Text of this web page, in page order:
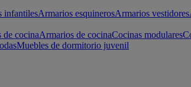
infantilesArmarios esquinerosArmarios vestidores
de cocinaArmarios de cocinaCocinas modulares
Muebles de dormitorio juvenil